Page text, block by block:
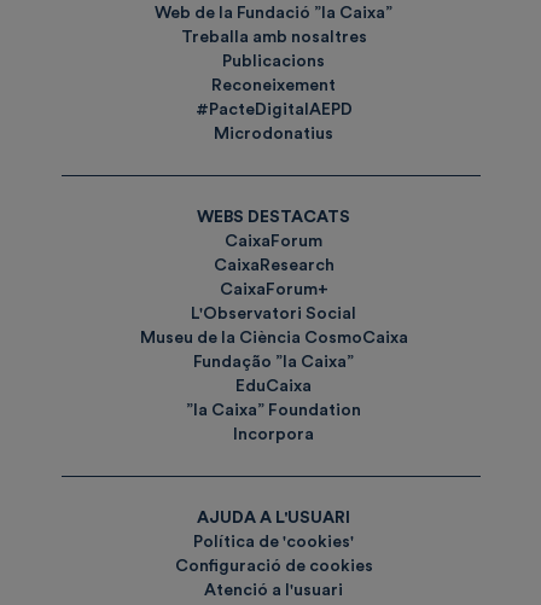
Web de la Fundació ”la Caixa”
Treballa amb nosaltres
Publicacions
Reconeixement
#PacteDigitalAEPD
Microdonatius
WEBS DESTACATS
CaixaForum
CaixaResearch
CaixaForum+
L'Observatori Social
Museu de la Ciència CosmoCaixa
Fundação ”la Caixa”
EduCaixa
”la Caixa” Foundation
Incorpora
AJUDA A L'USUARI
Política de 'cookies'
Configuració de cookies
Atenció a l'usuari